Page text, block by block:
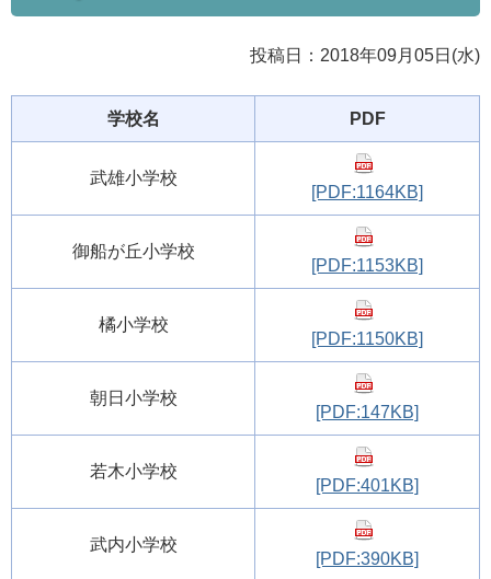
投稿日：2018年09月05日(水)
学校名 PDF
武雄小学校
[PDF:1164KB]
御船が丘小学校
[PDF:1153KB]
橘小学校
[PDF:1150KB]
朝日小学校
[PDF:147KB]
若木小学校
[PDF:401KB]
武内小学校
[PDF:390KB]